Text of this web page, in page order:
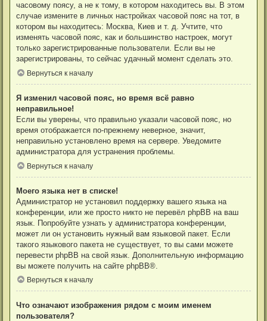
часовому поясу, а не к тому, в котором находитесь вы. В этом
случае измените в личных настройках часовой пояс на тот, в
котором вы находитесь: Москва, Киев и т. д. Учтите, что
изменять часовой пояс, как и большинство настроек, могут
только зарегистрированные пользователи. Если вы не
зарегистрированы, то сейчас удачный момент сделать это.
Вернуться к началу
Я изменил часовой пояс, но время всё равно
неправильное!
Если вы уверены, что правильно указали часовой пояс, но
время отображается по-прежнему неверное, значит,
неправильно установлено время на сервере. Уведомите
администратора для устранения проблемы.
Вернуться к началу
Моего языка нет в списке!
Администратор не установил поддержку вашего языка на
конференции, или же просто никто не перевёл phpBB на ваш
язык. Попробуйте узнать у администратора конференции,
может ли он установить нужный вам языковой пакет. Если
такого языкового пакета не существует, то вы сами можете
перевести phpBB на свой язык. Дополнительную информацию
вы можете получить на сайте phpBB®.
Вернуться к началу
Что означают изображения рядом с моим именем
пользователя?